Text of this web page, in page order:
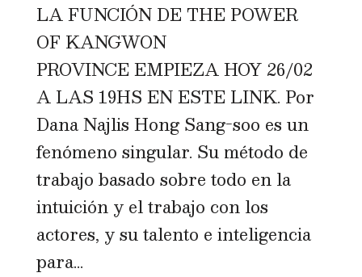
LA FUNCIÓN DE THE POWER
OF KANGWON
PROVINCE EMPIEZA HOY 26/02
A LAS 19HS EN ESTE LINK. Por
Dana Najlis Hong Sang-soo es un
fenómeno singular. Su método de
trabajo basado sobre todo en la
intuición y el trabajo con los
actores, y su talento e inteligencia
para...